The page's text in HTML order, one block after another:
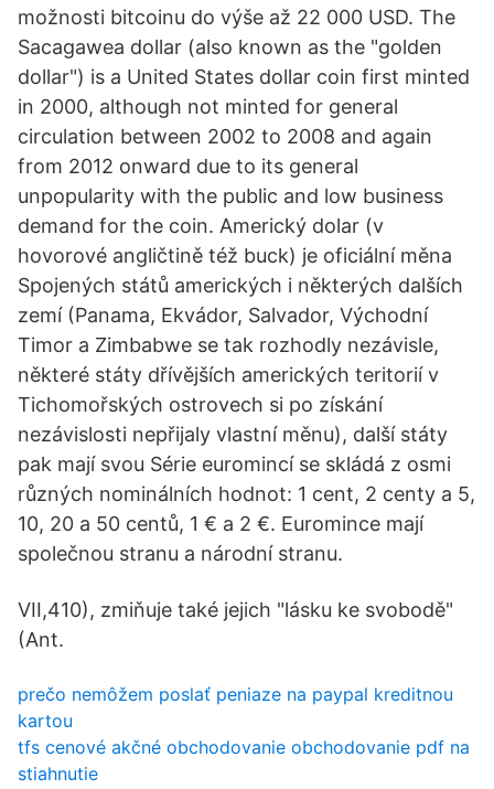
možnosti bitcoinu do výše až 22 000 USD. The
Sacagawea dollar (also known as the "golden
dollar") is a United States dollar coin first minted
in 2000, although not minted for general
circulation between 2002 to 2008 and again
from 2012 onward due to its general
unpopularity with the public and low business
demand for the coin. Americký dolar (v
hovorové angličtině též buck) je oficiální měna
Spojených států amerických i některých dalších
zemí (Panama, Ekvádor, Salvador, Východní
Timor a Zimbabwe se tak rozhodly nezávisle,
některé státy dřívějších amerických teritorií v
Tichomořských ostrovech si po získání
nezávislosti nepřijaly vlastní měnu), další státy
pak mají svou Série euromincí se skládá z osmi
různých nominálních hodnot: 1 cent, 2 centy a 5,
10, 20 a 50 centů, 1 € a 2 €. Euromince mají
společnou stranu a národní stranu.
VII,410), zmiňuje také jejich "lásku ke svobodě"
(Ant.
prečo nemôžem poslať peniaze na paypal kreditnou
kartou
tfs cenové akčné obchodovanie obchodovanie pdf na
stiahnutie